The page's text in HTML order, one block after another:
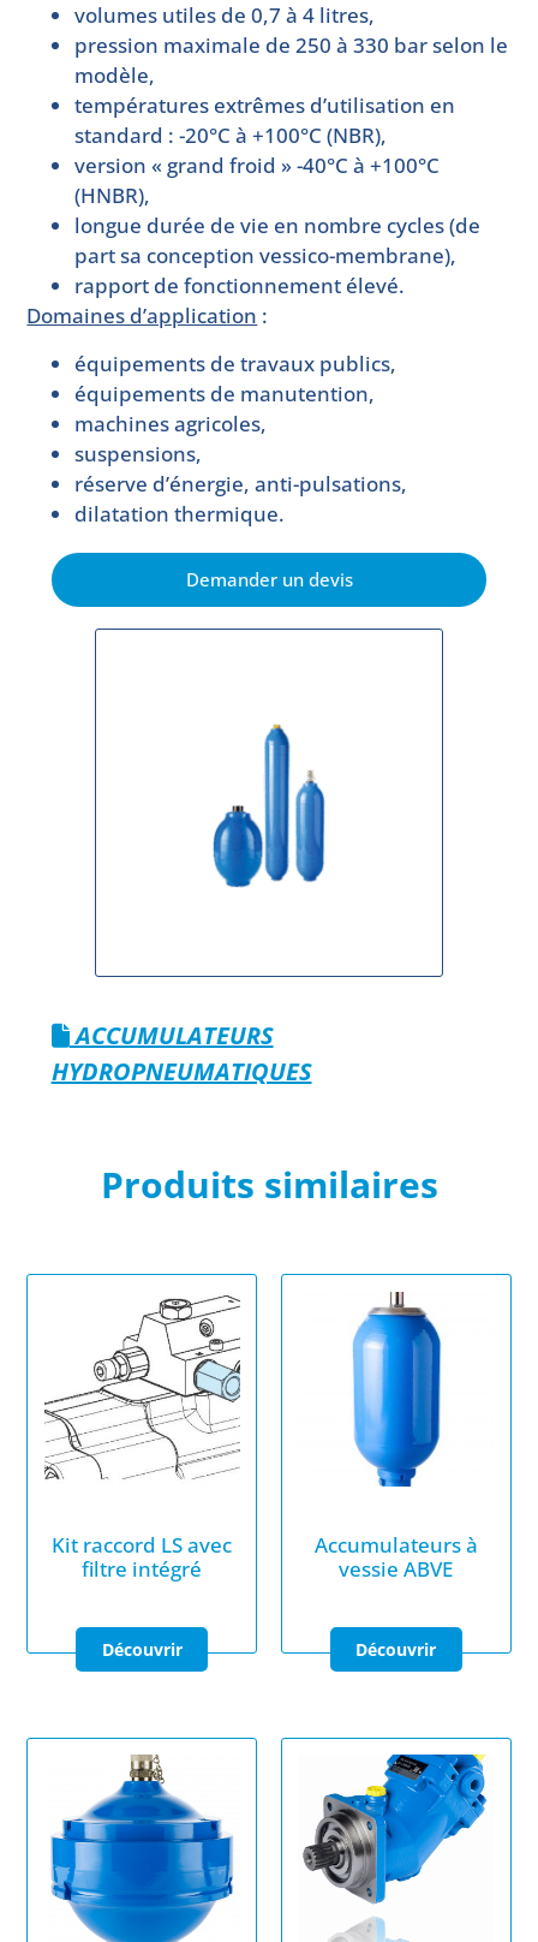
volumes utiles de 0,7 à 4 litres,
pression maximale de 250 à 330 bar selon le
modèle,
températures extrêmes d’utilisation en
standard : -20°C à +100°C (NBR),
version « grand froid » -40°C à +100°C
(HNBR),
longue durée de vie en nombre cycles (de
part sa conception vessico-membrane),
rapport de fonctionnement élevé.
Domaines d’application :
équipements de travaux publics,
équipements de manutention,
machines agricoles,
suspensions,
réserve d’énergie, anti-pulsations,
dilatation thermique.
Demander un devis
ACCUMULATEURS
HYDROPNEUMATIQUES
Produits similaires
Kit raccord LS avec
filtre intégré
Accumulateurs à
vessie ABVE